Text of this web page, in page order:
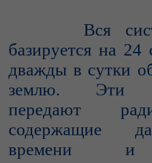
Вся
базируется на 24
дважды в сутки
землю. Эти
передают
содержащие
времени и